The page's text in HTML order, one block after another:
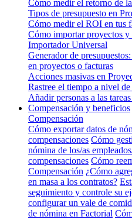
Cómo medir el retorno de
Tipos de presupuesto en
Cómo medir el ROI en tus
Cómo importar proyectos y
Importador Universal
Generador de
en proyectos o facturas
Acciones masivas en
Rastree el tiempo a nivel
Añadir personas a las
Compensación y beneficios
Compensación
Cómo exportar datos de
compensaciones Cómo
nómina de los/as
compensaciones Cómo
Compensación ¿Cómo
en masa a los contratos?
seguimiento y controle su
configurar un vale de
de nómina en Factorial